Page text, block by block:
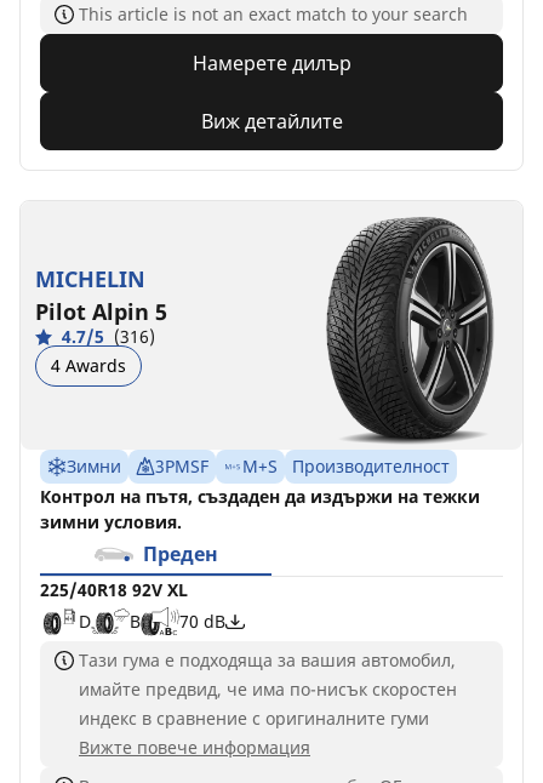
This article is not an exact match to your search
Намерете дилър
Виж детайлите
MICHELIN
Pilot Alpin 5
4.7/5 (316)
4 Awards
Зимни 3PMSF M+S
Производителност
Контрол на пътя, създаден да издържи на тежки
зимни условия.
Преден
225/40R18 92V XL
D
B
70 dB
Тази гума е подходяща за вашия автомобил,
имайте предвид, че има по-нисък скоростен
индекс в сравнение с оригиналните гуми
Вижте повече информация